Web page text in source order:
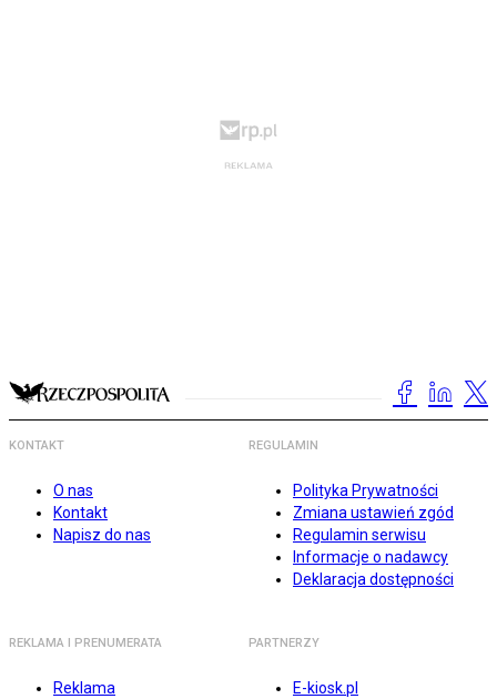
KONTAKT
O nas
Kontakt
Napisz do nas
REGULAMIN
Polityka Prywatności
Zmiana ustawień zgód
Regulamin serwisu
Informacje o nadawcy
Deklaracja dostępności
REKLAMA I PRENUMERATA
Reklama
PARTNERZY
E-kiosk.pl